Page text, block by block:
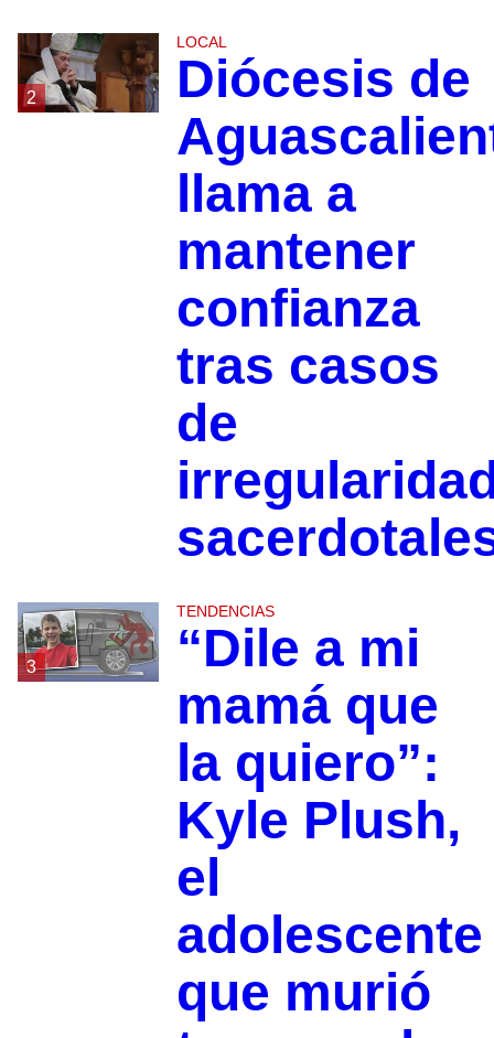
2
LOCAL
Diócesis de
llama a
mantener
confianza
tras casos
de
3
TENDENCIAS
“Dile a mi
mamá que
la quiero”:
Kyle Plush,
el
adolescente
que murió